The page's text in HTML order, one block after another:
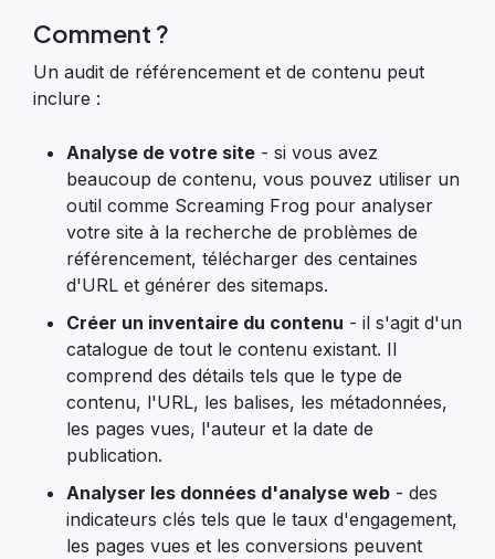
Comment ?
Un audit de référencement et de contenu peut
inclure :
Analyse de votre site - si vous avez
beaucoup de contenu, vous pouvez utiliser un
outil comme Screaming Frog pour analyser
votre site à la recherche de problèmes de
référencement, télécharger des centaines
d'URL et générer des sitemaps.
Créer un inventaire du contenu - il s'agit d'un
catalogue de tout le contenu existant. Il
comprend des détails tels que le type de
contenu, l'URL, les balises, les métadonnées,
les pages vues, l'auteur et la date de
publication.
Analyser les données d'analyse web - des
indicateurs clés tels que le taux d'engagement,
les pages vues et les conversions peuvent